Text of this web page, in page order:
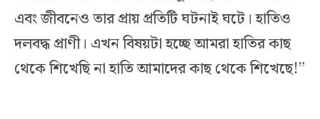
এবং জীবনেও তার প্রায় প্রতিটি ঘটনাই ঘটে। হাতিও
দলবদ্ধ প্রাণী। এখন বিষয়টা হচ্ছে আমরা হাতির কাছ
থেকে শিখেছি না হাতি আমাদের কাছ থেকে শিখেছে!”